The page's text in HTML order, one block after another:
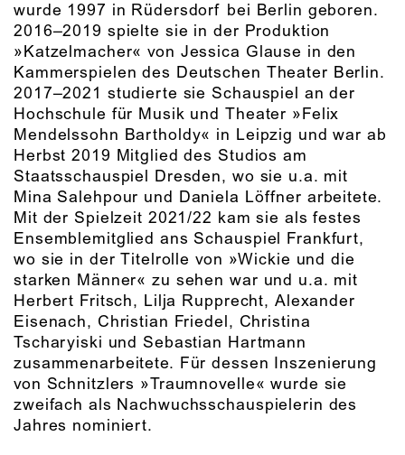
wurde 1997 in Rüdersdorf bei Berlin geboren.
2016–2019 spielte sie in der Produktion
»Katzelmacher« von Jessica Glause in den
Kammerspielen des Deutschen Theater Berlin.
2017–2021 studierte sie Schauspiel an der
Hochschule für Musik und Theater »Felix
Mendelssohn Bartholdy« in Leipzig und war ab
Herbst 2019 Mitglied des Studios am
Staatsschauspiel Dresden, wo sie u.a. mit
Mina Salehpour und Daniela Löffner arbeitete.
Mit der Spielzeit 2021/22 kam sie als festes
Ensemblemitglied ans Schauspiel Frankfurt,
wo sie in der Titelrolle von »Wickie und die
starken Männer« zu sehen war und u.a. mit
Herbert Fritsch, Lilja Rupprecht, Alexander
Eisenach, Christian Friedel, Christina
Tscharyiski und Sebastian Hartmann
zusammenarbeitete. Für dessen Inszenierung
von Schnitzlers »Traumnovelle« wurde sie
zweifach als Nachwuchsschauspielerin des
Jahres nominiert.